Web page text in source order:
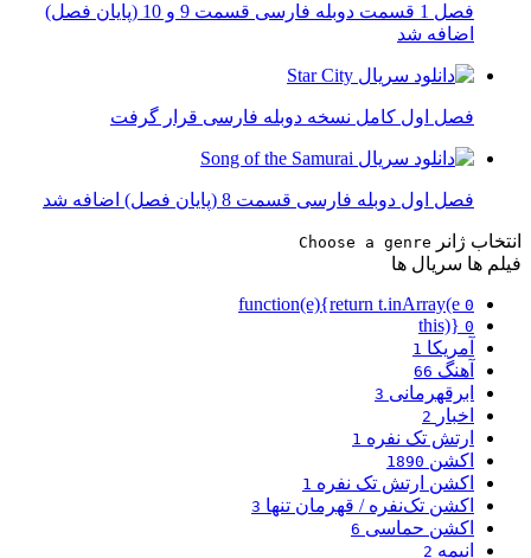
فصل 1 قسمت دوبله فارسی قسمت 9 و 10 (پایان فصل)
اضافه شد
فصل اول کامل نسخه دوبله فارسی قرار گرفت
فصل اول دوبله فارسی قسمت 8 (پایان فصل) اضافه شد
انتخاب ژانر Choose a genre
فیلم ها سریال ها
function(e){return t.inArray(e 0
this)} 0
آمریکا 1
آهنگ 66
ابرقهرمانی 3
اخبار 2
ارتش تک نفره 1
اکشن 1890
اکشن ارتش تک نفره 1
اکشن تک‌نفره / قهرمان تنها 3
اکشن حماسی 6
انیمه 2